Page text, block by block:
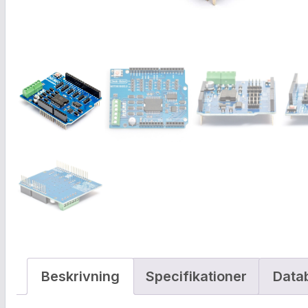
Beskrivning Specifikationer